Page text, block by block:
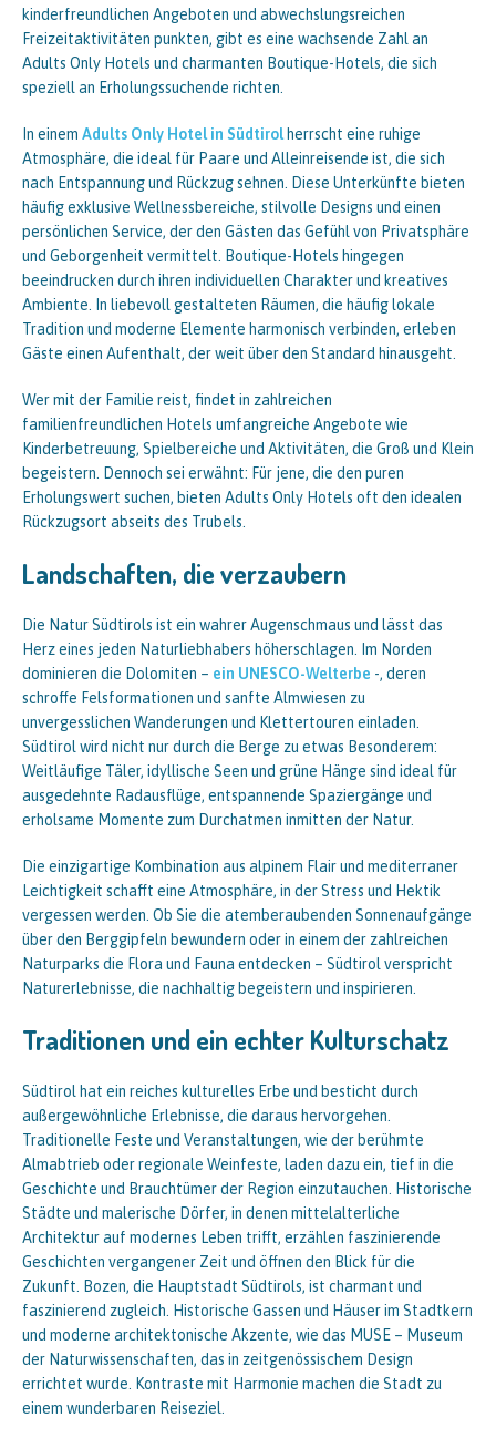
kinderfreundlichen Angeboten und abwechslungsreichen
Freizeitaktivitäten punkten, gibt es eine wachsende Zahl an
Adults Only Hotels und charmanten Boutique-Hotels, die sich
speziell an Erholungssuchende richten.
In einem Adults Only Hotel in Südtirol herrscht eine ruhige
Atmosphäre, die ideal für Paare und Alleinreisende ist, die sich
nach Entspannung und Rückzug sehnen. Diese Unterkünfte bieten
häufig exklusive Wellnessbereiche, stilvolle Designs und einen
persönlichen Service, der den Gästen das Gefühl von Privatsphäre
und Geborgenheit vermittelt. Boutique-Hotels hingegen
beeindrucken durch ihren individuellen Charakter und kreatives
Ambiente. In liebevoll gestalteten Räumen, die häufig lokale
Tradition und moderne Elemente harmonisch verbinden, erleben
Gäste einen Aufenthalt, der weit über den Standard hinausgeht.
Wer mit der Familie reist, findet in zahlreichen
familienfreundlichen Hotels umfangreiche Angebote wie
Kinderbetreuung, Spielbereiche und Aktivitäten, die Groß und Klein
begeistern. Dennoch sei erwähnt: Für jene, die den puren
Erholungswert suchen, bieten Adults Only Hotels oft den idealen
Rückzugsort abseits des Trubels.
Landschaften, die verzaubern
Die Natur Südtirols ist ein wahrer Augenschmaus und lässt das
Herz eines jeden Naturliebhabers höherschlagen. Im Norden
dominieren die Dolomiten – ein UNESCO-Welterbe -, deren
schroffe Felsformationen und sanfte Almwiesen zu
unvergesslichen Wanderungen und Klettertouren einladen.
Südtirol wird nicht nur durch die Berge zu etwas Besonderem:
Weitläufige Täler, idyllische Seen und grüne Hänge sind ideal für
ausgedehnte Radausflüge, entspannende Spaziergänge und
erholsame Momente zum Durchatmen inmitten der Natur.
Die einzigartige Kombination aus alpinem Flair und mediterraner
Leichtigkeit schafft eine Atmosphäre, in der Stress und Hektik
vergessen werden. Ob Sie die atemberaubenden Sonnenaufgänge
über den Berggipfeln bewundern oder in einem der zahlreichen
Naturparks die Flora und Fauna entdecken – Südtirol verspricht
Naturerlebnisse, die nachhaltig begeistern und inspirieren.
Traditionen und ein echter Kulturschatz
Südtirol hat ein reiches kulturelles Erbe und besticht durch
außergewöhnliche Erlebnisse, die daraus hervorgehen.
Traditionelle Feste und Veranstaltungen, wie der berühmte
Almabtrieb oder regionale Weinfeste, laden dazu ein, tief in die
Geschichte und Brauchtümer der Region einzutauchen. Historische
Städte und malerische Dörfer, in denen mittelalterliche
Architektur auf modernes Leben trifft, erzählen faszinierende
Geschichten vergangener Zeit und öffnen den Blick für die
Zukunft. Bozen, die Hauptstadt Südtirols, ist charmant und
faszinierend zugleich. Historische Gassen und Häuser im Stadtkern
und moderne architektonische Akzente, wie das MUSE – Museum
der Naturwissenschaften, das in zeitgenössischem Design
errichtet wurde. Kontraste mit Harmonie machen die Stadt zu
einem wunderbaren Reiseziel.